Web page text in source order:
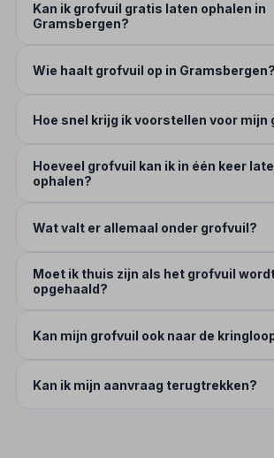
Kan ik grofvuil gratis laten ophalen in
Gramsbergen?
Wie haalt grofvuil op in Gramsbergen?
Hoe snel krijg ik voorstellen voor mijn
Hoeveel grofvuil kan ik in één keer
ophalen?
Wat valt er allemaal onder grofvuil?
Moet ik thuis zijn als het grofvuil
opgehaald?
Kan mijn grofvuil ook naar de
Kan ik mijn aanvraag terugtrekken?